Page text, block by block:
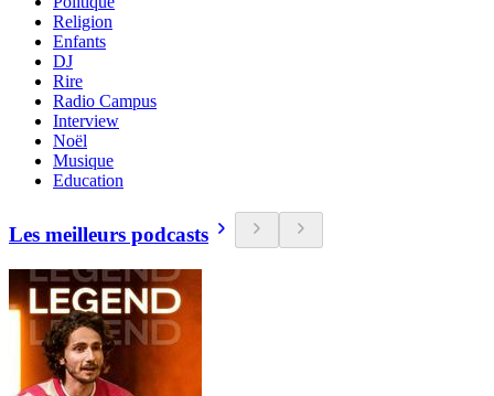
Religion
Enfants
DJ
Rire
Radio Campus
Interview
Noël
Musique
Education
Les meilleurs podcasts